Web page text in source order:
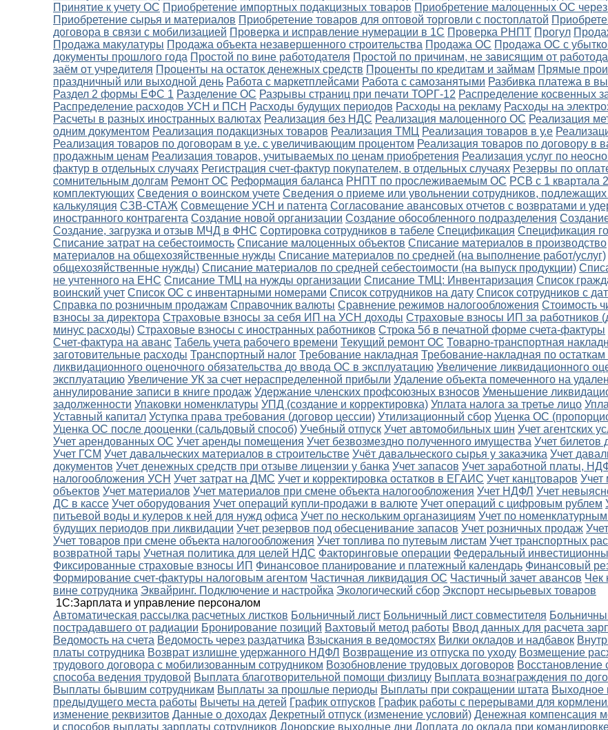
Принятие к учету ОС Приобретение импортных подакцизных товаров Приобретение малоценных ОС через
Приобретение сырья и материалов Приобретение товаров для оптовой торговли с постоплатой
договора в связи с мобилизацией Проверка и исправление нумерации в 1С Проверка РНПТ Прогул
Продажа макулатуры Продажа объекта незавершенного строительства Продажа ОС Продажа ОС с
документы прошлого года Простой по вине работодателя Простой по причинам, не зависящим от
заём от учредителя Проценты на остаток денежных средств Проценты по кредитам и займам Прямые
праздничный или выходной день Работа с маркетплейсами Работа с самозанятыми Разбивка платежа в
Раздел 2 формы ЕФС 1 Разделение ОС Разрывы страниц при печати ТОРГ-12 Распределение косвенных
Распределение расходов УСН и ПСН Расходы будущих периодов Расходы на рекламу Расходы на
Расчеты в разных иностранных валютах Реализация без НДС Реализация малоценного ОС Реализация
одним документом Реализация подакцизных товаров Реализация ТМЦ Реализация товаров в у.е
Реализация товаров по договорам в у.е. с увеличивающим процентом Реализация товаров по договору в
продажным ценам Реализация товаров, учитываемых по ценам приобретения Реализация услуг по
фактур в отдельных случаях Регистрация счет-фактур покупателем, в отдельных случаях Резервы по
сомнительным долгам Ремонт ОС Реформация баланса РНПТ по прослеживаемым ОС РСВ с 1 квартала
комплектующих Сведения о воинском учете Сведения о приеме или увольнении сотрудников, подлежащих
калькуляция СЗВ-СТАЖ Совмещение УСН и патента Согласование авансовых отчетов с возвратами и
иностранного контрагента Создание новой организации Создание обособленного подразделения
Создание, загрузка и отзыв МЧД в ФНС Сортировка сотрудников в табеле Спецификация Спецификация
Списание затрат на себестоимость Списание малоценных объектов Списание материалов в производство
материалов на общехозяйственные нужды Списание материалов по средней (на выполнение работ/услуг)
общехозяйственные нужды) Списание материалов по средней себестоимости (на выпуск продукции)
не учтенного на ЕНС Списание ТМЦ на нужды организации Списание ТМЦ: Инвентаризация Список
воинский учет Список ОС с инвентарными номерами Список сотрудников на дату Список сотрудников с
Справка по розничным продажам Справочник валюты Сравнение режимов налогообложения Стоимость
взносы за директора Страховые взносы за себя ИП на УСН доходы Страховые взносы ИП за работников
минус расходы) Страховые взносы с иностранных работников Строка 5б в печатной форме счета-фактуры
Счет-фактура на аванс Табель учета рабочего времени Текущий ремонт ОС Товарно-транспортная
заготовительные расходы Транспортный налог Требование накладная Требование-накладная по
ликвидационного оценочного обязательства до ввода ОС в эксплуатацию Увеличение ликвидационного
эксплуатацию Увеличение УК за счет нераспределенной прибыли Удаление объекта помеченного на
аннулирование записи в книге продаж Удержание членских профсоюзных взносов Уменьшение
задолженности Упаковки номенклатуры УПД (создание и корректировка) Уплата налога за третье лицо
Уставный капитал Уступка права требования (договор цессии) Утилизационный сбор Уценка ОС
Уценка ОС после дооценки (сальдовый способ) Учебный отпуск Учет автомобильных шин Учет агентских
Учет арендованных ОС Учет аренды помещения Учет безвозмездно полученного имущества Учет билетов
Учет ГСМ Учет давальческих материалов в строительстве Учёт давальческого сырья у заказчика Учет
документов Учет денежных средств при отзыве лицензии у банка Учет запасов Учет заработной платы,
налогообложения УСН Учет затрат на ДМС Учет и корректировка остатков в ЕГАИС Учет канцтоваров Учет
объектов Учет материалов Учет материалов при смене объекта налогообложения Учет НДФЛ Учет
ДС в кассе Учет оборудования Учет операций купли-продажи в валюте Учет операций с цифровым рублем
питьевой воды и кулеров к ней для нужд офиса Учет по нескольким органазициям Учет по
будущих периодов при ликвидации Учет резервов под обесценивание запасов Учет розничных продаж
Учет товаров при смене объекта налогообложения Учет топлива по путевым листам Учет транспортных
возвратной тары Учетная политика для целей НДС Факторинговые операции Федеральный
Фиксированные страховые взносы ИП Финансовое планирование и платежный календарь Финансовый
Формирование счет-фактуры налоговым агентом Частичная ликвидация ОС Частичный зачет авансов Чек
вине сотрудника Эквайринг. Подключение и настройка Экологический сбор Экспорт несырьевых товаров
1С:Зарплата и управление персоналом
Автоматическая рассылка расчетных листков Больничный лист Больничный лист совместителя
пострадавшего от радиации Бронирование позиций Вахтовый метод работы Ввод данных для расчета
Ведомость на счета Ведомость через раздатчика Взыскания в ведомостях Вилки окладов и надбавок
платы сотрудника Возврат излишне удержанного НДФЛ Возвращение из отпуска по уходу Возмещение
трудового договора с мобилизованным сотрудником Возобновление трудовых договоров Восстановление
способа ведения трудовой Выплата благотворительной помощи физлицу Выплата вознаграждения по
Выплаты бывшим сотрудникам Выплаты за прошлые периоды Выплаты при сокращении штата Выходное
предыдущего места работы Вычеты на детей График отпусков График работы с перерывами для
изменение реквизитов Данные о доходах Декретный отпуск (изменение условий) Денежная компенсация
и способов выплаты зарплаты сотрудников Донорские выходные дни Доплата до оклада при